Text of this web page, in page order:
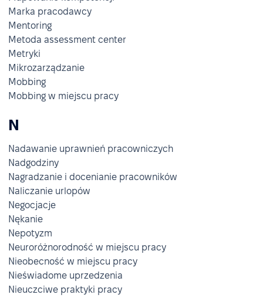
Marka pracodawcy
Mentoring
Metoda assessment center
Metryki
Mikrozarządzanie
Mobbing
Mobbing w miejscu pracy
N
Nadawanie uprawnień pracowniczych
Nadgodziny
Nagradzanie i docenianie pracowników
Naliczanie urlopów
Negocjacje
Nękanie
Nepotyzm
Neuroróżnorodność w miejscu pracy
Nieobecność w miejscu pracy
Nieświadome uprzedzenia
Nieuczciwe praktyki pracy